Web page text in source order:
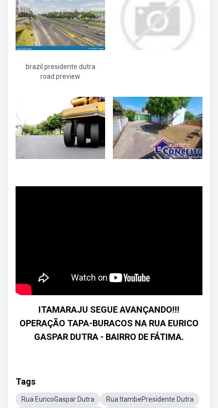
brazil presidente dutra
road preview
ITAMARAJU SEGUE AVANÇANDO!!!
OPERAÇÃO TAPA-BURACOS NA RUA EURICO
GASPAR DUTRA - BAIRRO DE FÁTIMA.
Tags
Rua EuricoGaspar Dutra Rua ItambePresidente Dutra